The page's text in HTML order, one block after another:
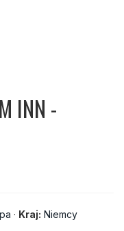
INN -
· Kraj: Niemcy